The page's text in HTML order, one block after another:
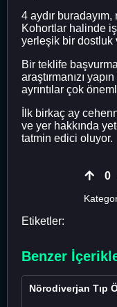
4 aydır
Kohortlar halinde
yerleşik bir dostluk
Bir teklife
araştırmanızı
ayrıntılar çok
İlk birkaç ay
ve yer hakkında
tatmin edici oluyor.
0
Etiketler:
Benzer